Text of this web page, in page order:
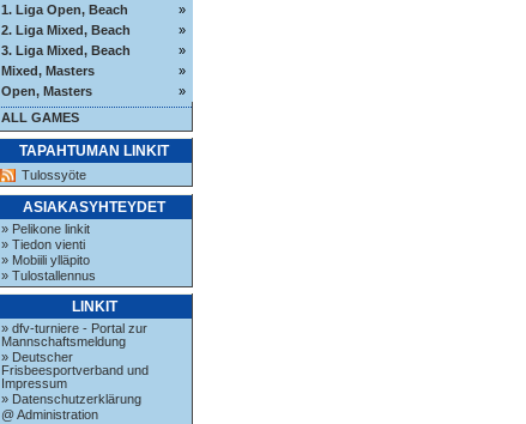
1. Liga Open, Beach
»
2. Liga Mixed, Beach
»
3. Liga Mixed, Beach
»
Mixed, Masters
»
Open, Masters
»
ALL GAMES
TAPAHTUMAN LINKIT
Tulossyöte
ASIAKASYHTEYDET
» Pelikone linkit
» Tiedon vienti
» Mobiili ylläpito
» Tulostallennus
LINKIT
» dfv-turniere - Portal zur
Mannschaftsmeldung
» Deutscher
Frisbeesportverband und
Impressum
» Datenschutzerklärung
@ Administration